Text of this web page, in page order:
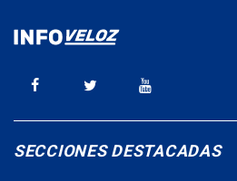
SECCIONES DESTACADAS